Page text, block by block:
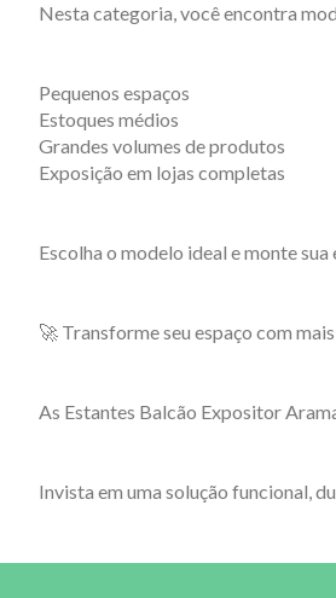
Nesta categoria, você encontra
Pequenos espaços
Estoques médios
Grandes volumes de produtos
Exposição em lojas completas
Escolha o modelo ideal e monte
🚀 Transforme seu espaço com
As Estantes Balcão Expositor
Invista em uma solução funcional,